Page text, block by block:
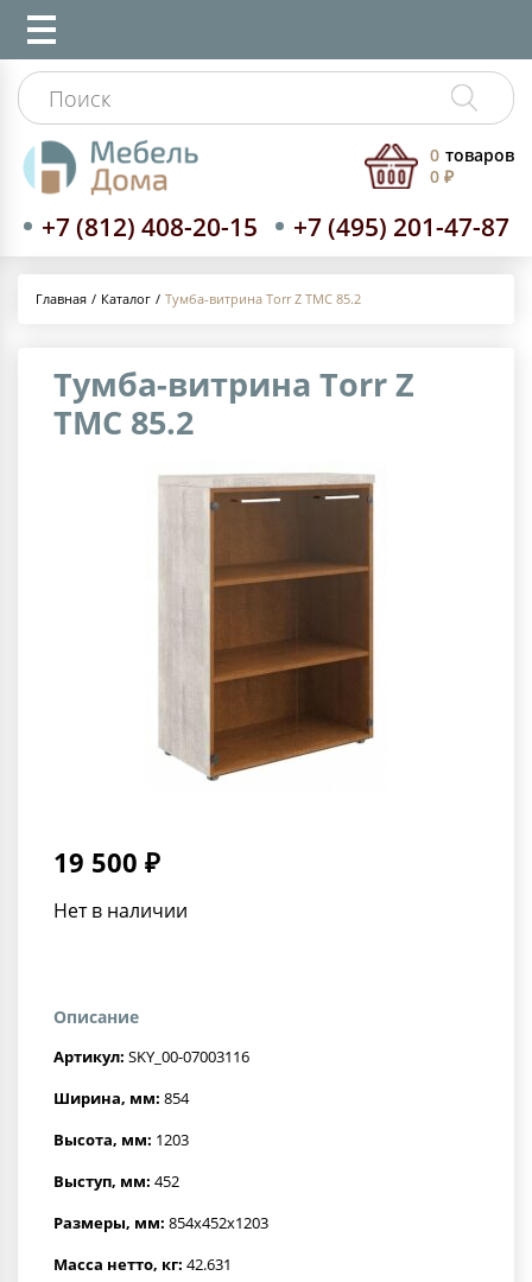
+7 (812) 408-20-15 +7 (495) 201-47-87
0 товаров
0 ₽
Главная Каталог Тумба-витрина Torr Z TMC 85.2
Тумба-витрина Torr Z
TMC 85.2
19 500 ₽
Нет в наличии
Описание
Артикул: SKY_00-07003116
Ширина, мм: 854
Высота, мм: 1203
Выступ, мм: 452
Размеры, мм: 854x452x1203
Масса нетто, кг: 42.631